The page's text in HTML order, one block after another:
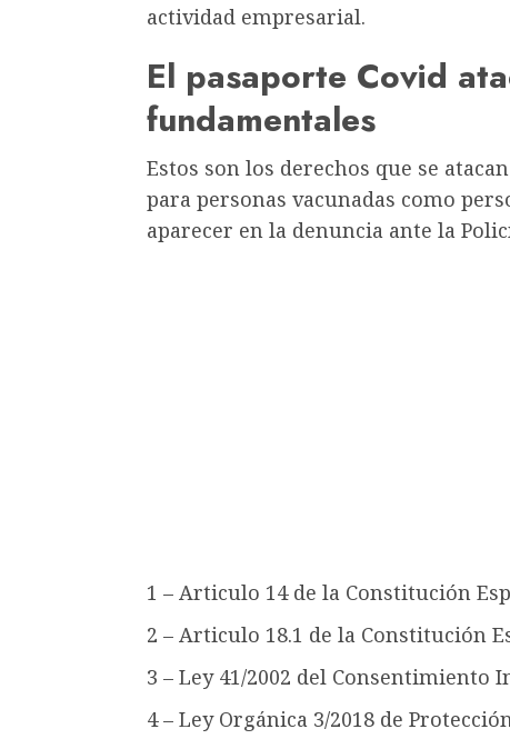
actividad empresarial.
El pasaporte Covid
fundamentales
Estos son los derechos que se
para personas vacunadas como
aparecer en la denuncia ante la
1 – Articulo 14 de la Constitución
2 – Articulo 18.1 de la Constitución
3 – Ley 41/2002 del Consentimiento
4 – Ley Orgánica 3/2018 de